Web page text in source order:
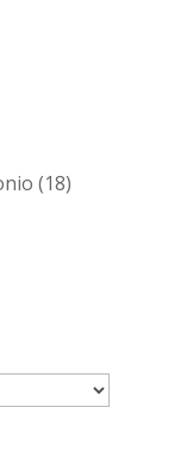
(18)